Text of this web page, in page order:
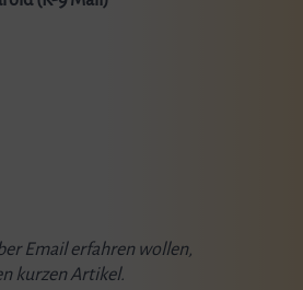
Email erfahren wollen,
kurzen Artikel.